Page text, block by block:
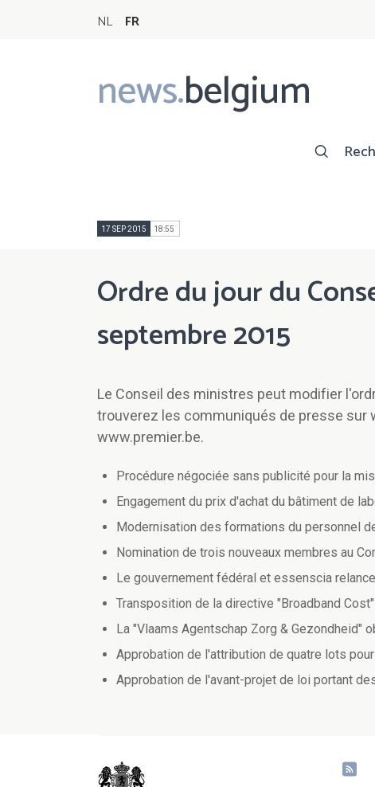
NL FR
news.belgium
Main
navigation
17 SEP 2015 18:55
Ordre du jour du
septembre 2015
Le Conseil des ministres peut modifier
trouverez les communiqués de presse sur
www.premier.be.
Procédure négociée sans publicité pour la
Engagement du prix d'achat du bâtiment de
Modernisation des formations du personnel
Nomination de trois nouveaux membres au
Le gouvernement fédéral et essenscia
Transposition de la directive "Broadband Cost"
La "Vlaams Agentschap Zorg & Gezondheid"
Approbation de l'attribution de quatre lots
Approbation de l'avant-projet de loi portant